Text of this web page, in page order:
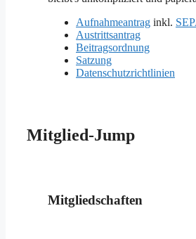
Aufnahmeantrag inkl.
Austrittsantrag
Beitragsordnung
Satzung
Datenschutzrichtlinien
Mitglied-Jump
Mitgliedschaften